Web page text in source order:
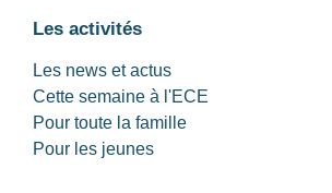
Les activités
Les news et actus
Cette semaine à l'ECE
Pour toute la famille
Pour les jeunes